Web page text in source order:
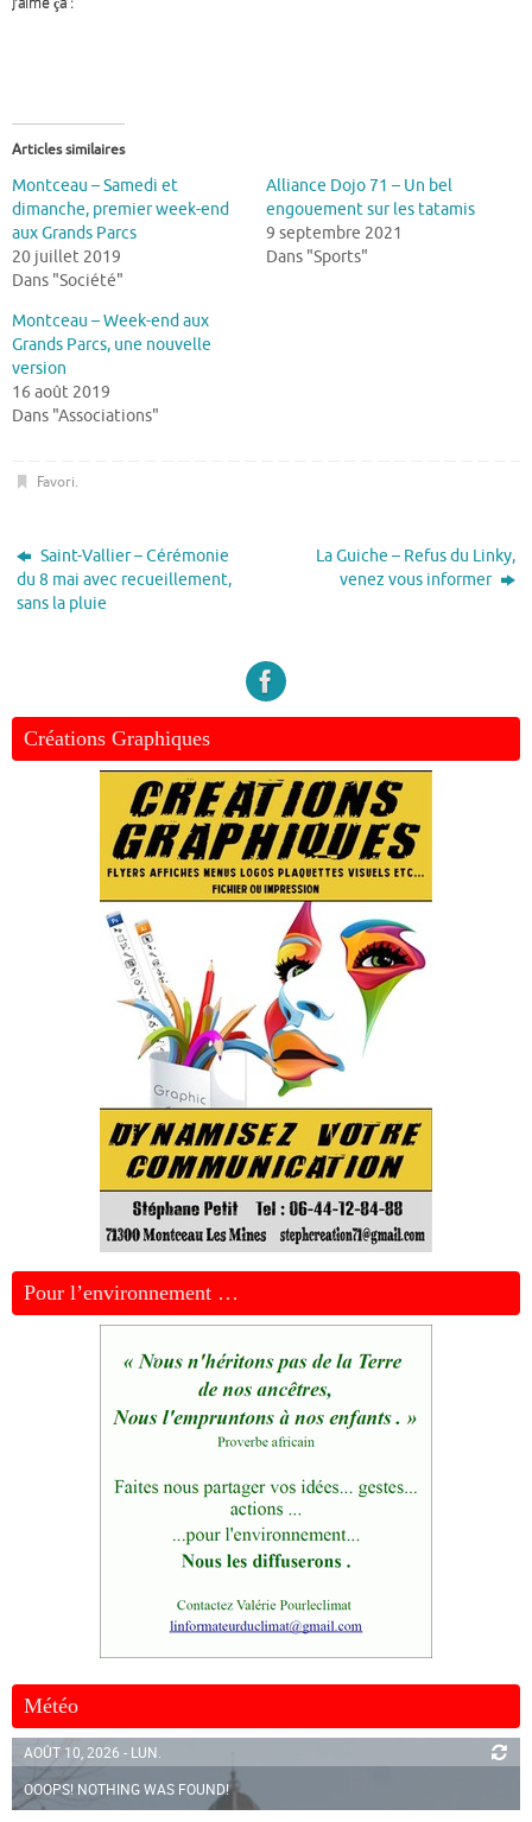
Articles similaires
Montceau – Samedi et
dimanche, premier week-end
aux Grands Parcs
20 juillet 2019
Dans "Société"
Alliance Dojo 71 – Un bel
engouement sur les tatamis
9 septembre 2021
Dans "Sports"
Montceau – Week-end aux
Grands Parcs, une nouvelle
version
16 août 2019
Dans "Associations"
Favori.
Saint-Vallier – Cérémonie
du 8 mai avec recueillement,
sans la pluie
La Guiche – Refus du Linky,
venez vous informer
Créations Graphiques
Pour l’environnement …
Météo
AOÛT 10, 2026 - LUN.
OOOPS! NOTHING WAS FOUND!